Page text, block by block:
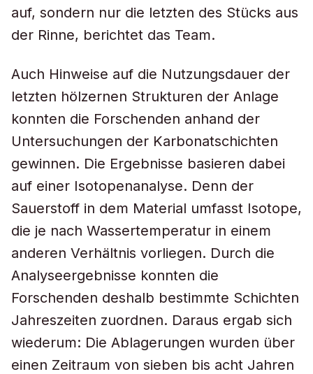
auf, sondern nur die letzten des Stücks aus
der Rinne, berichtet das Team.
Auch Hinweise auf die Nutzungsdauer der
letzten hölzernen Strukturen der Anlage
konnten die Forschenden anhand der
Untersuchungen der Karbonatschichten
gewinnen. Die Ergebnisse basieren dabei
auf einer Isotopenanalyse. Denn der
Sauerstoff in dem Material umfasst Isotope,
die je nach Wassertemperatur in einem
anderen Verhältnis vorliegen. Durch die
Analyseergebnisse konnten die
Forschenden deshalb bestimmte Schichten
Jahreszeiten zuordnen. Daraus ergab sich
wiederum: Die Ablagerungen wurden über
einen Zeitraum von sieben bis acht Jahren